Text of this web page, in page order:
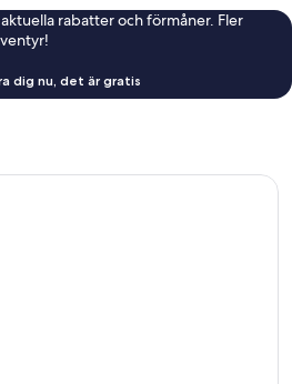
rabatter och förmåner. Fler
dig nu, det är gratis